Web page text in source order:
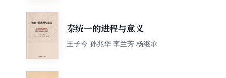
秦统一的进程与意义
王子今 孙兆华 李兰芳 杨继承